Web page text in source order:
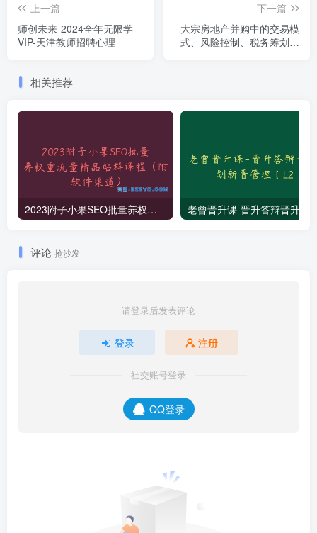
上一篇
师创未来-2024全年无限学
VIP-天津教师招聘心理
下一篇
大宗房地产并购中的交易模
式、风险控制、税务筹划与
相关推荐
2023附子小果SEO批量养权重流量精品站群课程（附软件渠道）
评论 抢沙发
请登录后发表评论
登录 注册
社交账号登录
QQ登录